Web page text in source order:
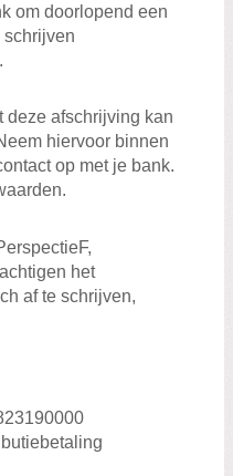
om doorlopend een
schrijven
deze afschrijving kan
hiervoor binnen
op met je bank.
het
af te schrijven,